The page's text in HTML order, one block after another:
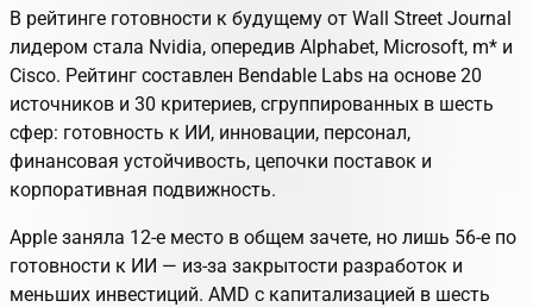
В рейтинге готовности к будущему от Wall Street Journal
лидером стала Nvidia, опередив Alphabet, Microsoft, m* и
Cisco. Рейтинг составлен Bendable Labs на основе 20
источников и 30 критериев, сгруппированных в шесть
сфер: готовность к ИИ, инновации, персонал,
финансовая устойчивость, цепочки поставок и
корпоративная подвижность.
Apple заняла 12-е место в общем зачете, но лишь 56-е по
готовности к ИИ — из-за закрытости разработок и
меньших инвестиций. AMD с капитализацией в шесть